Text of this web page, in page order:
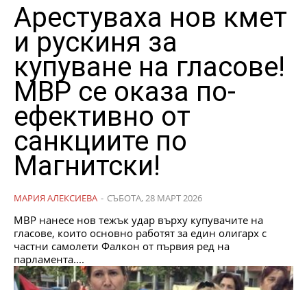
Арестуваха нов кмет
и рускиня за
купуване на гласове!
МВР се оказа по-
ефективно от
санкциите по
Магнитски!
МАРИЯ АЛЕКСИЕВА - СЪБОТА, 28 МАРТ 2026
МВР нанесе нов тежък удар върху купувачите на
гласове, които основно работят за един олигарх с
частни самолети Фалкон от първия ред на
парламента....